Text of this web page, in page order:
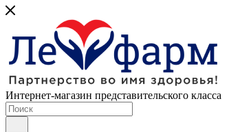
Интернет-магазин представительского класса